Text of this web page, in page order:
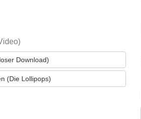
Download)
(Die Lollipops)